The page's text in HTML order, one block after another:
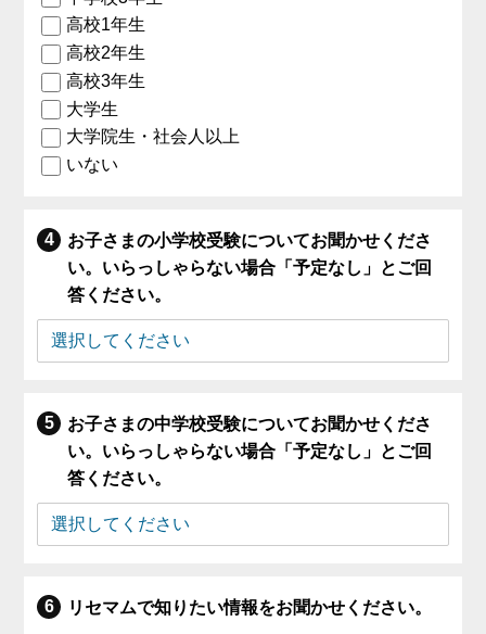
高校1年生
高校2年生
高校3年生
大学生
大学院生・社会人以上
いない
お子さまの小学校受験についてお聞かせくださ
い。いらっしゃらない場合「予定なし」とご回
答ください。
お子さまの中学校受験についてお聞かせくださ
い。いらっしゃらない場合「予定なし」とご回
答ください。
リセマムで知りたい情報をお聞かせください。